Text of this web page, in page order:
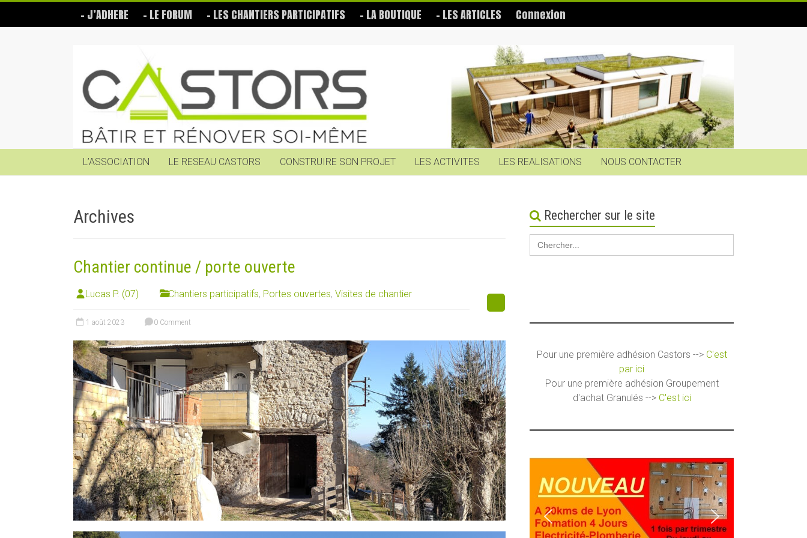
content
– J’ADHERE – LE FORUM – LES CHANTIERS PARTICIPATIFS – LA BOUTIQUE – LES ARTICLES Connexion
Castors
Bâtir
soi-
même
L’ASSOCIATION
LE RESEAU CASTORS CONSTRUIRE SON PROJET LES ACTIVITES LES REALISATIONS NOUS CONTACTER
Archives
Chantier continue / porte ouverte
Lucas P. (07) Chantiers participatifs, Portes ouvertes, Visites de chantier
1 août 2023 0 Comment
Rechercher sur le site
Search
for:
Pour une première adhésion Castors --> C'est
par ici
Pour une première adhésion Groupement
d'achat Granulés --> C'est ici